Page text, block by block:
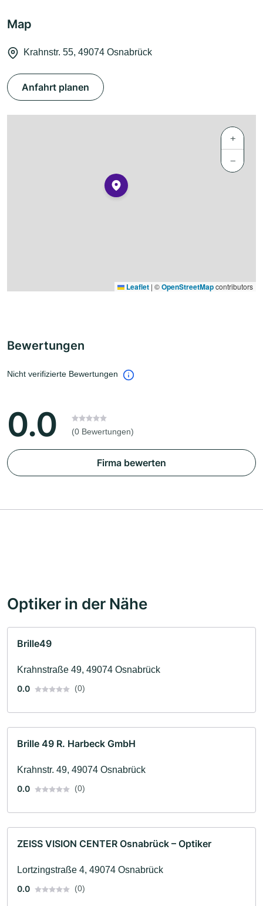
Map
Krahnstr. 55, 49074 Osnabrück
Anfahrt planen
+
−
Leaflet | ©OpenStreetMapcontributors
Bewertungen
Nicht verifizierte Bewertungen
0.0 (0 Bewertungen)
Firma bewerten
Optiker in der Nähe
Brille49
Krahnstraße 49, 49074 Osnabrück
0.0
(0)
Brille 49 R. Harbeck GmbH
Krahnstr. 49, 49074 Osnabrück
0.0
(0)
ZEISS VISION CENTER Osnabrück – Optiker
Lortzingstraße 4, 49074 Osnabrück
0.0
(0)